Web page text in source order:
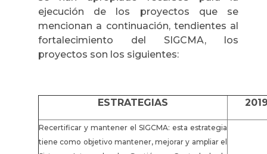
ejecución de los proyectos que se
mencionan a continuación, tendientes al
fortalecimiento del SIGCMA, los
proyectos son los siguientes:
ESTRATEGIAS
Recertificar y mantener el SIGCMA: esta estrategia
tiene como objetivo mantener, mejorar y ampliar el